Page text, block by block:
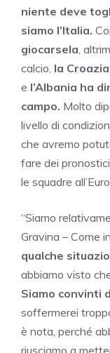
niente deve
siamo l’Italia.
giocarsela ,
calcio, la
e l’Albania ha
campo. Molto
livello di
che avremo
fare dei
le squadre
“Siamo
Gravina – Come
qualche
abbiamo visto
Siamo convinti
soffermerei
è nota, perché
riusciamo a